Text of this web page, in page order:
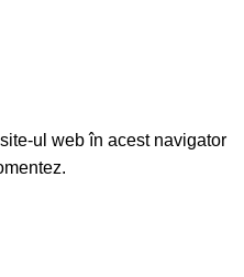
ul web în acest navigator